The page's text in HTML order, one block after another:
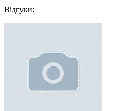
Відгуки: